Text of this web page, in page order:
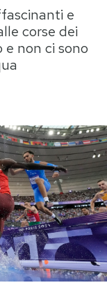
calcio 2026
e
corse dei
e non ci sono